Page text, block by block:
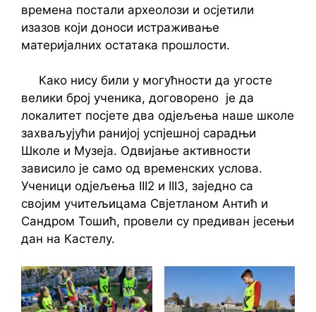
времена постали археолози и осјетили
изазов који доноси истраживање
материјалних остатака прошлости.
Како нису били у могућности да угосте
велики број ученика, договорено је да
локалитет посјете два одјељења наше школе
захваљујући ранијој успјешној сарадњи
Школе и Музеја. Одвијање активности
зависило је само од временских услова.
Ученици одјељења III2 и III3, заједно са
својим учитељицама Свјетланом Антић и
Сандром Тошић, провели су предиван јесењи
дан на Кастелу.